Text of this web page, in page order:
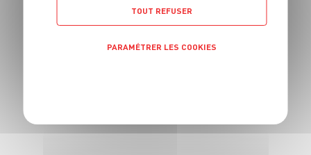
TOUT REFUSER
PARAMÉTRER LES COOKIES